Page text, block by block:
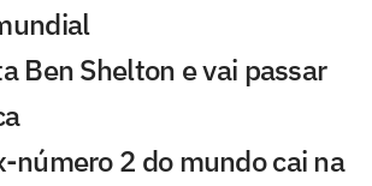
Ben Shelton e vai passar
número 2 do mundo cai na